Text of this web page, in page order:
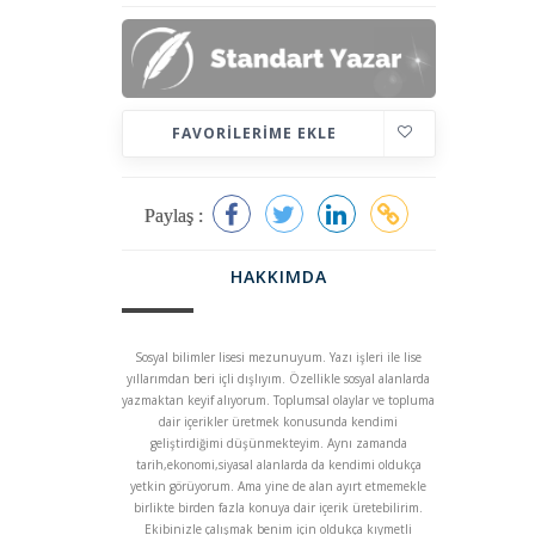
FAVORILERIME EKLE
Paylaş :
HAKKIMDA
Sosyal bilimler lisesi mezunuyum. Yazı işleri ile lise
yıllarımdan beri içli dışlıyım. Özellikle sosyal alanlarda
yazmaktan keyif alıyorum. Toplumsal olaylar ve topluma
dair içerikler üretmek konusunda kendimi
geliştirdiğimi düşünmekteyim. Aynı zamanda
tarih,ekonomi,siyasal alanlarda da kendimi oldukça
yetkin görüyorum. Ama yine de alan ayırt etmemekle
birlikte birden fazla konuya dair içerik üretebilirim.
Ekibinizle çalışmak benim için oldukça kıymetli